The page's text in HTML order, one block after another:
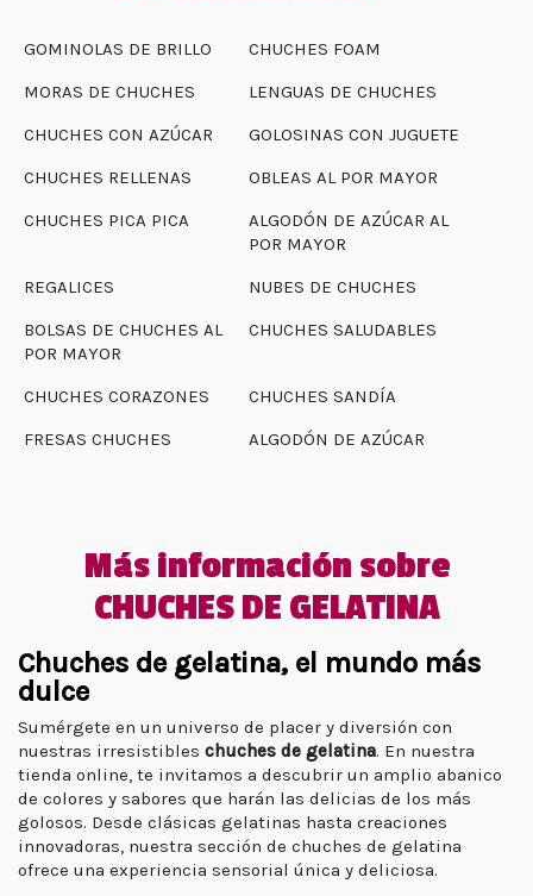
GOMINOLAS DE BRILLO
CHUCHES FOAM
MORAS DE CHUCHES
LENGUAS DE CHUCHES
CHUCHES CON AZÚCAR
GOLOSINAS CON JUGUETE
CHUCHES RELLENAS
OBLEAS AL POR MAYOR
CHUCHES PICA PICA
ALGODÓN DE AZÚCAR AL
POR MAYOR
REGALICES
NUBES DE CHUCHES
BOLSAS DE CHUCHES AL
POR MAYOR
CHUCHES SALUDABLES
CHUCHES CORAZONES
CHUCHES SANDÍA
FRESAS CHUCHES
ALGODÓN DE AZÚCAR
Más información sobre
CHUCHES DE GELATINA
Chuches de gelatina, el mundo más
dulce
Sumérgete en un universo de placer y diversión con
nuestras irresistibles chuches de gelatina. En nuestra
tienda online, te invitamos a descubrir un amplio abanico
de colores y sabores que harán las delicias de los más
golosos. Desde clásicas gelatinas hasta creaciones
innovadoras, nuestra sección de chuches de gelatina
ofrece una experiencia sensorial única y deliciosa.